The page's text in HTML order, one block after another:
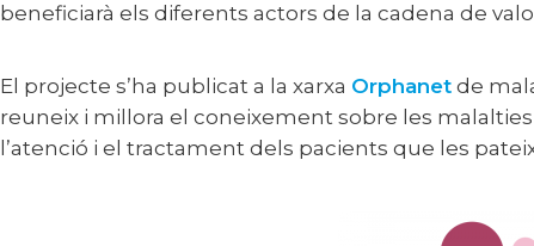
beneficiarà els diferents actors de la cadena de
El projecte s’ha publicat a la xarxa Orphanet de
reuneix i millora el coneixement sobre les
l’atenció i el tractament dels pacients que les